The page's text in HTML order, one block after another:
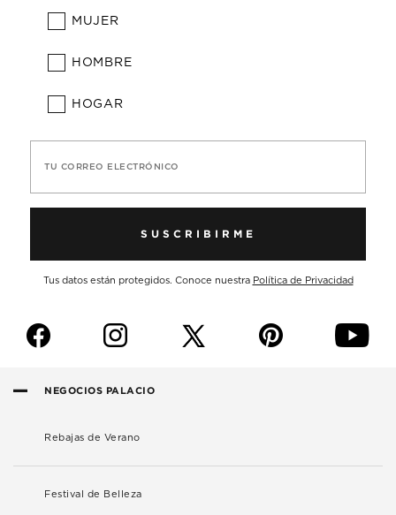
MUJER
HOMBRE
HOGAR
TU CORREO ELECTRÓNICO
SUSCRIBIRME
Tus datos están protegidos. Conoce nuestra Política de Privacidad
f i p y
NEGOCIOS PALACIO
Rebajas de Verano
Festival de Belleza